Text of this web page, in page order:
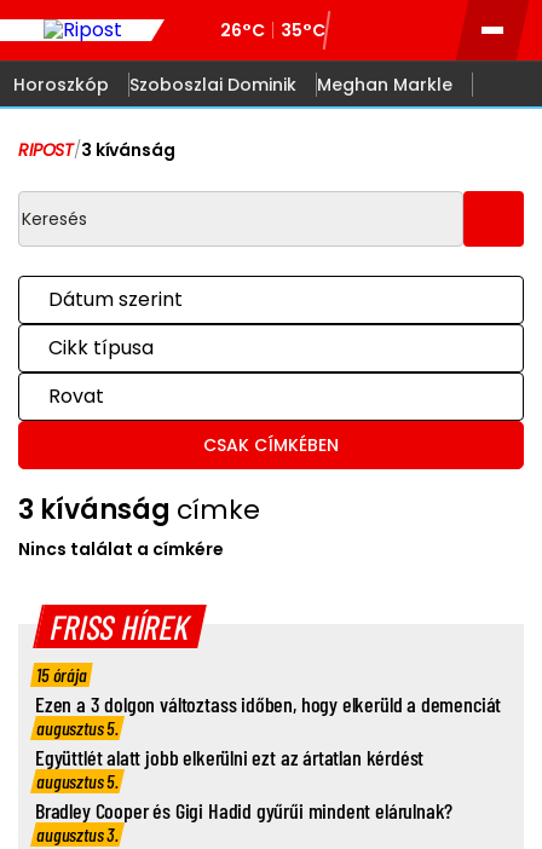
26°C 35°C
Horoszkóp Szoboszlai Dominik Meghan Markle
RIPOST/3 kívánság
Dátum szerint
Cikk típusa
Rovat
CSAK CÍMKÉBEN
3 kívánság címke
Nincs találat a címkére
FRISS HÍREK
15 órája
Ezen a 3 dolgon változtass időben, hogy elkerüld a demenciát
augusztus 5.
Együttlét alatt jobb elkerülni ezt az ártatlan kérdést
augusztus 5.
Bradley Cooper és Gigi Hadid gyűrűi mindent elárulnak?
augusztus 3.